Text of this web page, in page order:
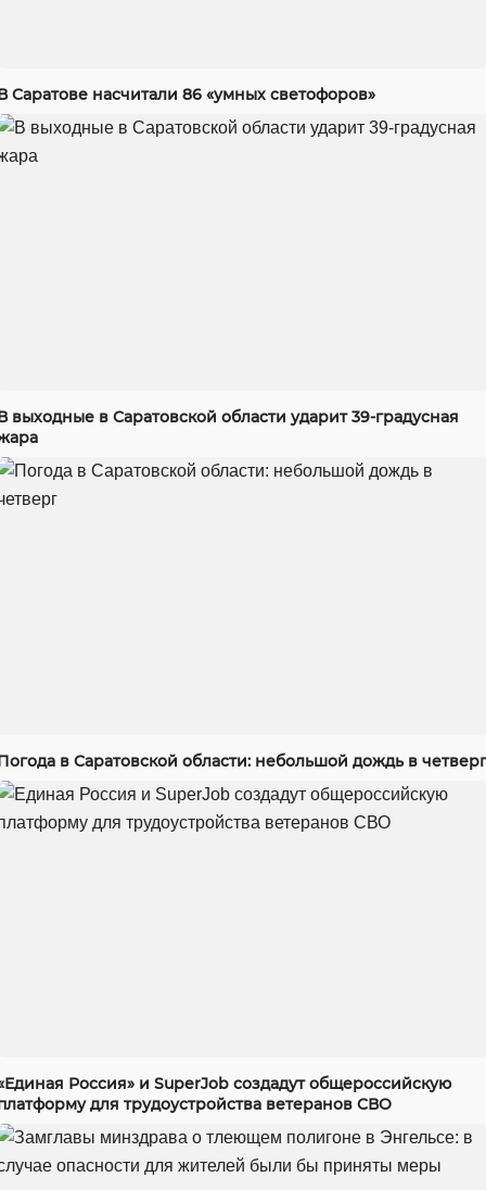
Саратове насчитали 86 «умных светофоров»
выходные в Саратовской области ударит 39-градусная
в Саратовской области: небольшой дождь в четверг
Россия» и SuperJob создадут общероссийскую
для трудоустройства ветеранов СВО